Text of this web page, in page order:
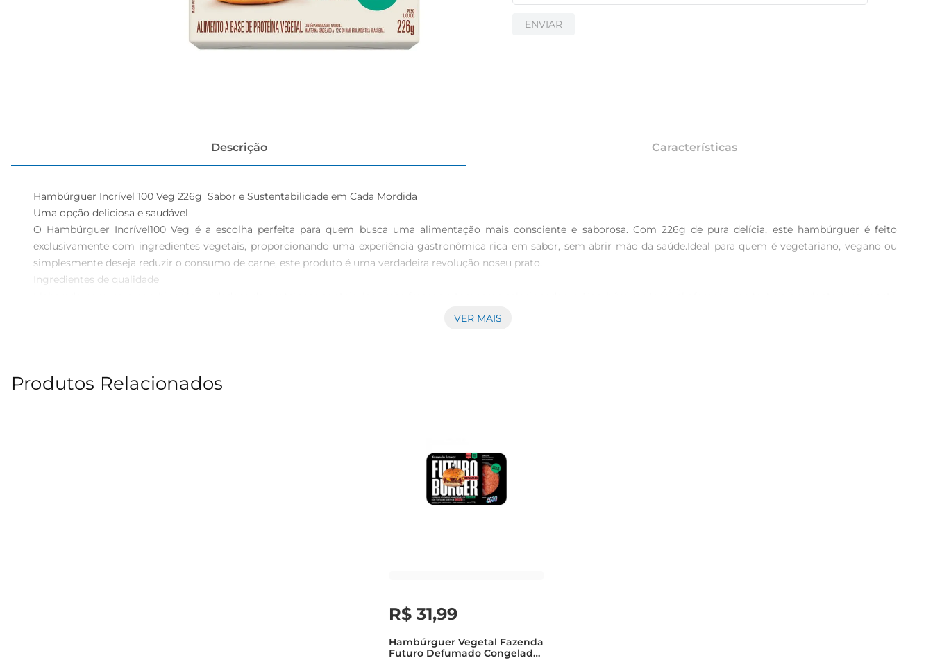
ENVIAR
Descrição Características
Hambúrguer Incrível 100 Veg 226g  Sabor e Sustentabilidade em Cada Mordida
Uma opção deliciosa e saudável
O Hambúrguer Incrível100 Veg é a escolha perfeita para quem busca uma alimentação mais consciente e saborosa. Com 226g de pura delícia, este hambúrguer é feito
exclusivamente com ingredientes vegetais, proporcionando uma experiência gastronômica rica em sabor, sem abrir mão da saúde.Ideal para quem é vegetariano, vegano ou
simplesmente deseja reduzir o consumo de carne, este produto é uma verdadeira revolução noseu prato.
Ingredientes de qualidade
que vai surpreender até os paladares mais exigentes. Cada mordida revela um equilíbrio perfeito entre sabor e nutrição, tornandose uma opção irresistível para qualquer refeição.
que você possa variar o cardápio sem perder o prazer de comer bem.
Este hambúrguer é rico em proteínas e fibras, oferecendo uma alternativa saudável às opções tradicionais de carne. Com baixo teor de gordura saturada e isento de colesterol,
ele é ideal para quem busca uma alimentação equilibrada. Além disso, é livre de ingredientes artificiais, garantindo que você esteja consumindo um produto puro e natural.
VER MAIS
Produtos Relacionados
R$ 31,99
Hambúrguer Vegetal Fazenda
Futuro Defumado Congelado